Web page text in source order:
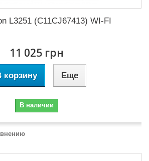
L3251 (C11CJ67413) WI-FI
11 025 грн
корзину Еще
В наличии